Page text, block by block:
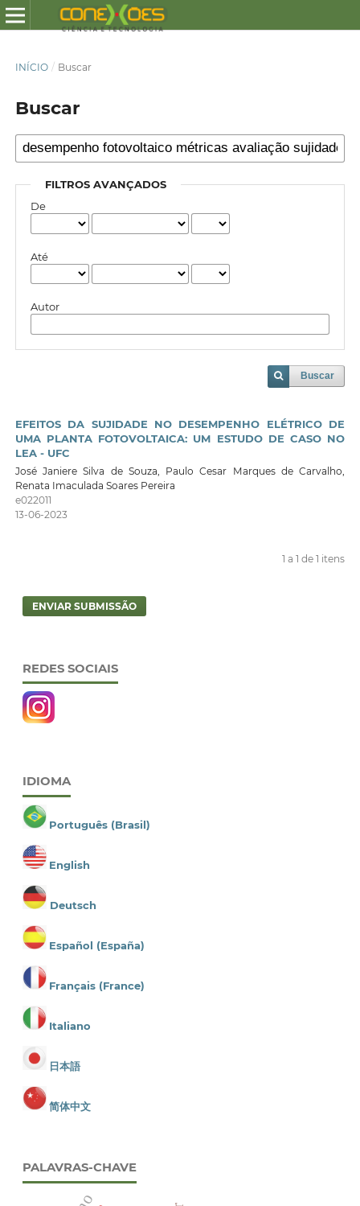
INÍCIO / Buscar
Buscar
FILTROS AVANÇADOS
De
Até
Autor
Buscar
EFEITOS DA SUJIDADE NO DESEMPENHO ELÉTRICO DE
UMA PLANTA FOTOVOLTAICA: UM ESTUDO DE CASO NO
LEA - UFC
José Janiere Silva de Souza, Paulo Cesar Marques de Carvalho,
Renata Imaculada Soares Pereira
e022011
13-06-2023
1 a 1 de 1 itens
ENVIAR SUBMISSÃO
REDES SOCIAIS
IDIOMA
Português (Brasil)
English
Deutsch
Español (España)
Français (France)
Italiano
日本語
简体中文
PALAVRAS-CHAVE